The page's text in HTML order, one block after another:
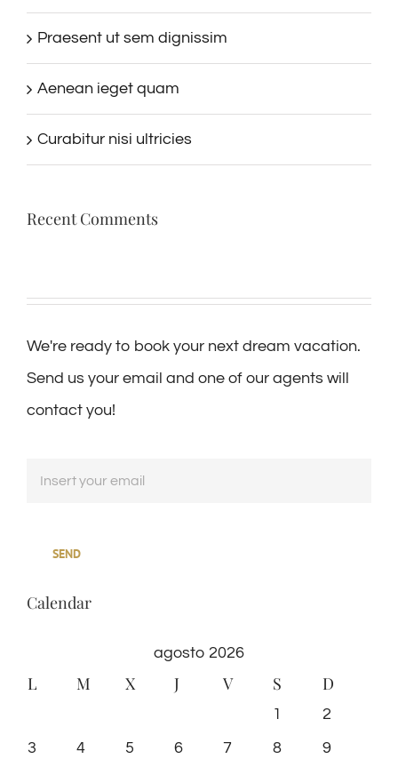
Praesent ut sem dignissim
Aenean ieget quam
Curabitur nisi ultricies
Recent Comments
We're ready to book your next dream vacation.
Send us your email and one of our agents will
contact you!
Calendar
agosto 2026
L M X J V S D
1
2
3
4 5 6 7 8
9